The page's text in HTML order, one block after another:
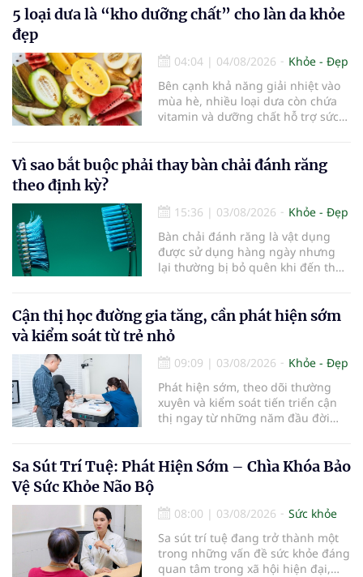
rèn luyện trí não mỗi ngày có thể
tuổi gìn giữ trí nhớ và sống độc lập
5 loại dưa là “kho dưỡng chất” cho làn da khỏe
đẹp
04:04 | 04/08/2026
Khỏe - Đẹp
Bên cạnh khả năng giải nhiệt vào
mùa hè, nhiều loại dưa còn chứa
vitamin và dưỡng chất hỗ trợ sức
Vì sao bắt buộc phải thay bàn chải đánh răng
theo định kỳ?
15:36 | 03/08/2026
Khỏe - Đẹp
Bàn chải đánh răng là vật dụng
được sử dụng hàng ngày nhưng
lại thường bị bỏ quên khi đến thời
bàn chải quá lâu có thể làm giảm
hiệu quả làm sạch và ảnh hưởng
đến sức khỏe răng miệng...
Cận thị học đường gia tăng, cần phát hiện sớm
và kiểm soát từ trẻ nhỏ
09:09 | 03/08/2026
Khỏe - Đẹp
Phát hiện sớm, theo dõi thường
xuyên và kiểm soát tiến triển cận
thị ngay từ những năm đầu đời
trẻ. Đây cũng là định hướng của
Trung tâm Nhãn nhi và Kiểm soát
Đô đưa vào hoạt động ngày 1/8.
Sa Sút Trí Tuệ: Phát Hiện Sớm – Chìa Khóa Bảo
Vệ Sức Khỏe Não Bộ
08:00 | 03/08/2026
Sức khỏe
Sa sút trí tuệ đang trở thành một
trong những vấn đề sức khỏe đáng
quan tâm trong xã hội hiện đại,